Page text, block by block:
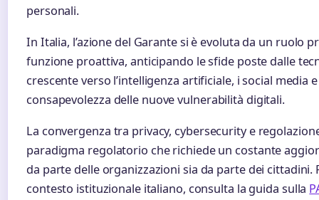
personali.
In Italia, l’azione del Garante si è evoluta da un ruolo
funzione proattiva, anticipando le sfide poste dalle
crescente verso l’intelligenza artificiale, i social
consapevolezza delle nuove vulnerabilità digitali.
La convergenza tra privacy, cybersecurity e
paradigma regolatorio che richiede un costante
da parte delle organizzazioni sia da parte dei
contesto istituzionale italiano, consulta la guida sulla